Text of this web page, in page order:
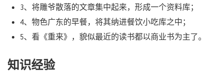
3、将雕爷散落的文章集中起来，形成一个资料库；
4、物色广东的早餐，将其纳进餐饮小吃库之中；
5、看《重来》，貌似最近的读书都以商业书为主了。
知识经验